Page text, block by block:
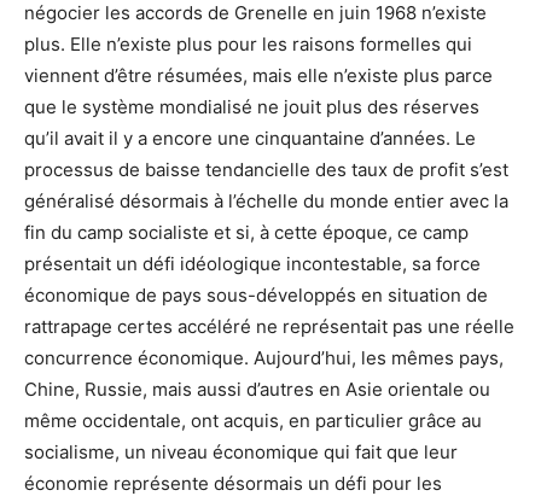
négocier les accords de Grenelle en juin 1968 n’existe
plus. Elle n’existe plus pour les raisons formelles qui
viennent d’être résumées, mais elle n’existe plus parce
que le système mondialisé ne jouit plus des réserves
qu’il avait il y a encore une cinquantaine d’années. Le
processus de baisse tendancielle des taux de profit s’est
généralisé désormais à l’échelle du monde entier avec la
fin du camp socialiste et si, à cette époque, ce camp
présentait un défi idéologique incontestable, sa force
économique de pays sous-développés en situation de
rattrapage certes accéléré ne représentait pas une réelle
concurrence économique. Aujourd’hui, les mêmes pays,
Chine, Russie, mais aussi d’autres en Asie orientale ou
même occidentale, ont acquis, en particulier grâce au
socialisme, un niveau économique qui fait que leur
économie représente désormais un défi pour les